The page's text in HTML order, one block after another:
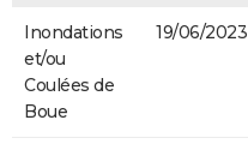
Inondations
et/ou
Coulées de
Boue
19/06/2023